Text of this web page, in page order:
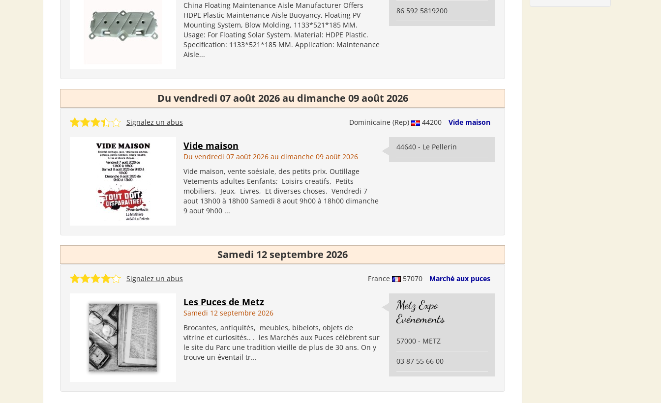
China Floating Maintenance Aisle Manufacturer Offers
HDPE Plastic Maintenance Aisle Buoyancy, Floating PV
Mounting System, Blow Molding, 1133*521*185 MM.
Usage: For Floating Solar System. Material: HDPE Plastic.
Specification: 1133*521*185 MM. Application: Maintenance
Aisle...
86 592 5819200
Du vendredi 07 août 2026 au dimanche 09 août 2026
Dominicaine (Rep) 44200 Vide maison
Signalez un abus
Vide maison
Du vendredi 07 août 2026 au dimanche 09 août 2026
Vide maison, vente soésiale, des petits prix. Outillage
Vetements adultes Eenfants; Loisirs creatifs, Petits
mobiliers, Jeux, Livres, Et diverses choses. Vendredi 7
aout 13h00 à 18h00 Samedi 8 aout 9h00 à 18h00 dimanche
9 aout 9h00 ...
44640 - Le Pellerin
Samedi 12 septembre 2026
France 57070 Marché aux puces
Signalez un abus
Les Puces de Metz
Samedi 12 septembre 2026
Brocantes, antiquités, meubles, bibelots, objets de
vitrine et curiosités.. . les Marchés aux Puces célèbrent sur
le site du Parc une tradition vieille de plus de 30 ans. On y
trouve un éventail tr...
Metz Expo
Evénements
57000 - METZ
03 87 55 66 00